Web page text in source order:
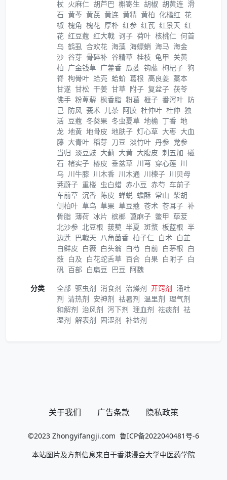
杖 火麻仁 胡芦巴 槲寄生 胡椒 胡黄连 滑
石 黄芩 黄芪 黄连 黄精 黄柏 化橘红 花
椒 槐角 槐花 厚朴 红参 红芪 红景天 红
花 红豆蔻 红大戟 诃子 荷叶 核桃仁 何首
乌 鹤虱 合欢花 海藻 海螵蛸 海马 海金
沙 谷芽 骨碎补 谷精草 桂枝 龟甲 关黄
柏 广金钱草 广藿香 瓜蒌 钩藤 枸杞子 狗
脊 枸骨叶 蛤壳 蛤蚧 葛根 高良姜 藁本
甘遂 甘松 干姜 甘草 附子 复盆子 茯苓
佛手 粉萆薢 枫香脂 粉葛 榧子 番泻叶 防
己 防风 莪术 儿茶 阿胶 杜仲叶 杜仲 独
活 豆蔻 冬葵果 冬虫夏草 地榆 丁香 地
龙 地黄 地骨皮 地肤子 灯心草 大枣 大血
藤 大青叶 稻芽 刀豆 淡竹叶 丹参 党参
当归 淡豆豉 大蓟 大黄 大腹皮 刺五加 磁
石 楮实子 椿皮 垂盆草 川芎 穿心莲 川
乌 川牛膝 川木香 川木通 川楝子 川贝母
茺蔚子 重楼 虫白蜡 赤小豆 赤芍 车前子
车前草 沉香 陈皮 蝉蜕 蟾酥 常山 柴胡
侧柏叶 草乌 草果 草豆蔻 苍术 苍耳子 补
骨脂 薄荷 冰片 槟榔 蓖麻子 鳖甲 荜茇
北沙参 北豆根 菝葜 半夏 斑蝥 板蓝根 半
边莲 巴戟天 八角茴香 柏子仁 白术 白芷
白鲜皮 白薇 白头翁 白芍 白前 白茅根 白
蔹 白及 白花蛇舌草 百合 白果 白附子 白
矾 百部 白扁豆 巴豆 阿魏
分类
全部 驱虫剂 消食剂 治燥剂 开窍剂 涌吐
剂 清热剂 安神剂 祛暑剂 温里剂 理气剂
和解剂 治风剂 泻下剂 理血剂 祛痰剂 祛
湿剂 解表剂 固涩剂 补益剂
关于我们 广告条款 隐私政策
©2023 Zhongyifangji.com 鲁ICP备2022040481号-6
本站图片及方剂信息来自于香港浸会大学中医药学院